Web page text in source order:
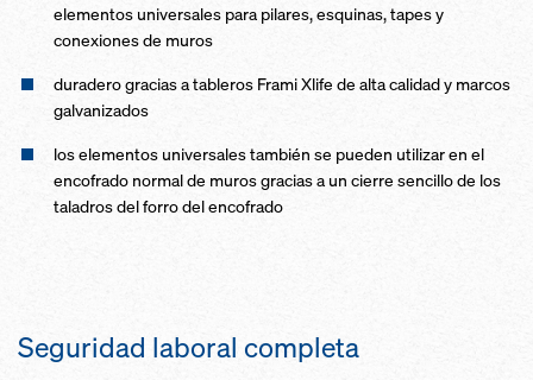
elementos universales pa­ra pila­res, esquinas, tapes y
conexiones de muros
duradero gracias a table­ros Frami Xlife de alta calidad y marcos
galvaniza­dos
los elementos universales también se pueden utilizar en el
encofra­do normal de muros gracias a un cierre sencillo de los
taladros del forro del encofra­do
Seguridad laboral completa